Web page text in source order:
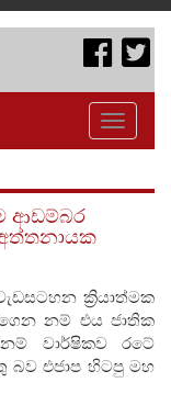
Toggle
ආඩම්බර
ක්‍රියාත්මක
නම් එය ජාතික
වාර්ෂිකව රටේ
බව එජාප හිටපු මහ